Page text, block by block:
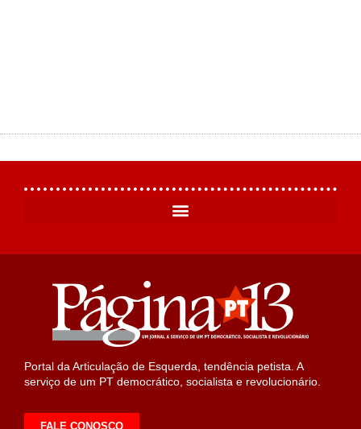
Portal da Articulação de Esquerda, tendência petista. A
serviço de um PT democrático, socialista e revolucionário.
FALE CONOSCO